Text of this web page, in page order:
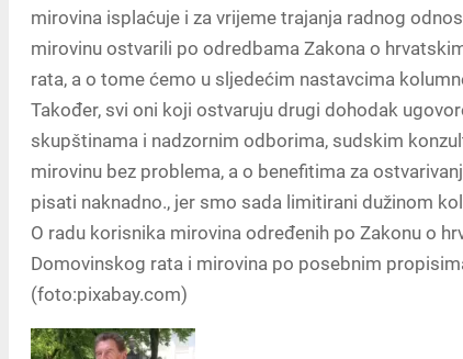
mirovina isplaćuje i za vrijeme trajanja radnog
mirovinu ostvarili po odredbama Zakona o
rata, a o tome ćemo u sljedećim nastavcima
Također, svi oni koji ostvaruju drugi dohodak
skupštinama i nadzornim odborima, sudskim
mirovinu bez problema, a o benefitima za
pisati naknadno., jer smo sada limitirani dužinom
O radu korisnika mirovina određenih po Zakonu o
Domovinskog rata i mirovina po posebnim
(foto:pixabay.com)